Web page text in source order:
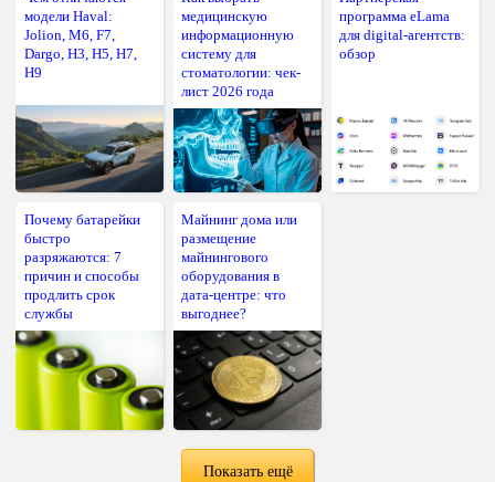
модели Haval:
Jolion, M6, F7,
Dargo, H3, H5, H7,
H9
медицинскую
информационную
систему для
стоматологии: чек-
лист 2026 года
программа eLama
для digital-агентств:
обзор
Почему батарейки
быстро
разряжаются: 7
причин и способы
продлить срок
службы
Майнинг дома или
размещение
майнингового
оборудования в
дата-центре: что
выгоднее?
Показать ещё